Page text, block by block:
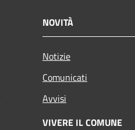
NOVITÀ
Notizie
Comunicati
Avvisi
VIVERE IL COMUNE